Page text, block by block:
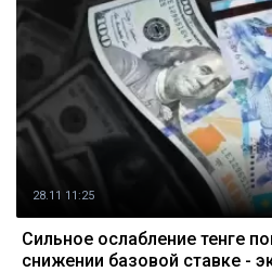
28.11 11:25
Сильное ослабление тенге
снижении базовой ставке -